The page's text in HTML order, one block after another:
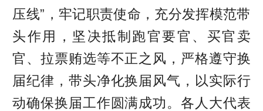
压线”，牢记职责使命，充分发挥模范带
头作用，坚决抵制跑官要官、买官卖
官、拉票贿选等不正之风，严格遵守换
届纪律，带头净化换届风气，以实际行
动确保换届工作圆满成功。各人大代表